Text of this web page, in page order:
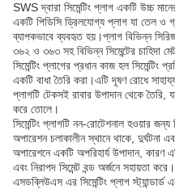
SWS দ্বারা সিমেন্টিং প্লাগ একটি উচ্চ
একটি পিডিসি ড্রিলযোগ্য প্লাগ যা তেল ও
ব্যাপকভাবে ব্যবহৃত হয়।প্লাগ বিভিন্ন
৩৬২ ও ৩৬৩ সহ বিভিন্ন সিমেন্টের চাহিদা
সিমেন্টিং প্লাগের প্রধান কাজ হল
একটি বাধা তৈরি করা।এটি দূষণ রোধে
প্লাগটি টেকসই রাবার উপাদান থেকে তৈরি,
করে তোলে।
সিমেন্টিং প্লাগটি নন-রোটেশনাল হওয়ার
অপারেশন চলাকালীন স্থানে থাকে, দুর্ঘটনা
অপারেশনে একটি অপরিহার্য উপাদান, কারণ
এবং নিরাপদ সিমেন্ট বন্ড অর্জনে সহায়তা করে।
এসডব্লিউএস এর সিমেন্টিং প্লাগ